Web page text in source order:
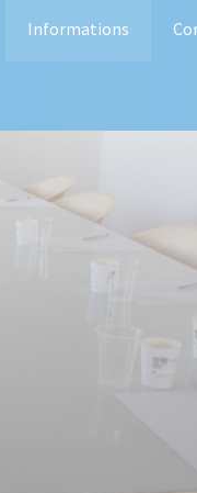
Informations